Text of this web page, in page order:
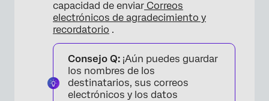
capacidad de enviar Correos
electrónicos de agradecimiento y
recordatorio .
Consejo Q: ¡Aún puedes guardar
los nombres de los
destinatarios, sus correos
electrónicos y los datos